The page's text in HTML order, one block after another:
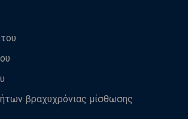
βραχυχρόνιας μίσθωσης